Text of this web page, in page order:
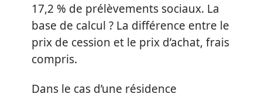
17,2 % de prélèvements sociaux. La
base de calcul ? La différence entre le
prix de cession et le prix d’achat, frais
compris.
Dans le cas d’une résidence